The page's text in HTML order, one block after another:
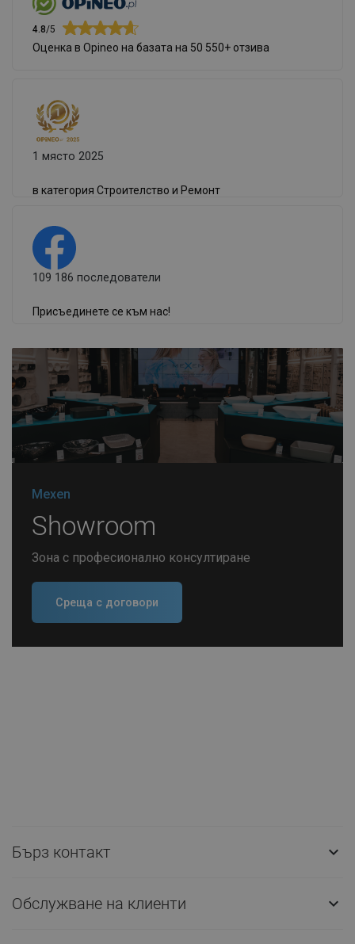
4.8/5
Оценка в Opineo на базата на 50 550+ отзива
1 място 2025
в категория Строителство и Ремонт
109 186 последователи
Присъединете се към нас!
Mexen
Showroom
Зона с професионално консултиране
Среща с договори
Бърз контакт 
Обслужване на клиенти 